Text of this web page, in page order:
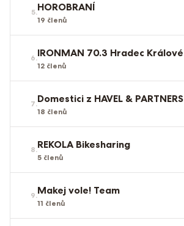
5.HOROBRANÍ
19 členů
6.IRONMAN 70.3 Hradec Králové
12 členů
7.Domestici z HAVEL & PARTNERS
18 členů
8.REKOLA Bikesharing
5 členů
9.Makej vole! Team
11 členů